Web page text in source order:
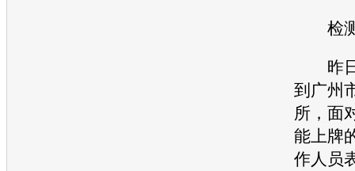
检测
昨日
到广州
所，面
能上牌
作人员